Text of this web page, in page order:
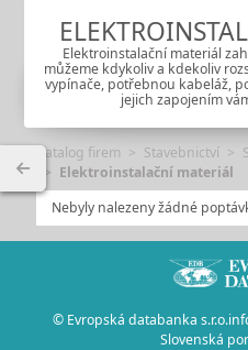
Elektroinstalační materiál
můžeme kdykoliv a kdekoliv
vypínače, potřebnou kabeláž,
jejich zapojením
Katalog firem Stavebnictví
Elektroinstalační materiál
Nebyly nalezeny žádné
© Evropská databanka s.r.o.
Slovenská